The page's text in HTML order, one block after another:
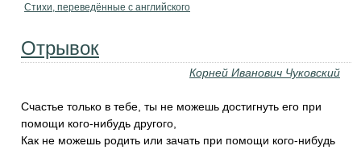
Стихи, переведённые с английского
Отрывок
Корней Иванович Чуковский
Счастье только в тебе, ты не можешь достигнуть его при
помощи кого-нибудь другого,
Как не можешь родить или зачать при помощи кого-нибудь